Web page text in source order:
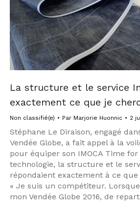
La structure et le service
exactement ce que je
Non classifié(e) Par Marjorie Huonnic 2
Stéphane Le Diraison, engagé
Vendée Globe, a fait appel à la
pour équiper son IMOCA Time for
technologie, la structure et le
répondaient exactement à ce que
« Je suis un compétiteur. Lorsque
mon Vendée Globe 2016, de